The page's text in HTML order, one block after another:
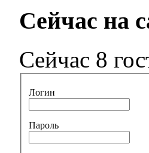
Сейчас на
Сейчас 8
Логин
Пароль